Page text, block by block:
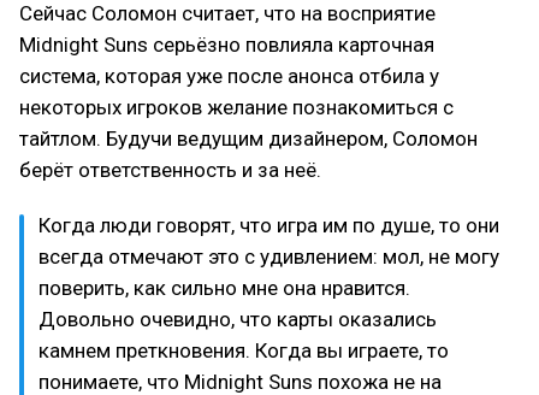
Сейчас Соломон считает, что на восприятие
Midnight Suns серьёзно повлияла карточная
система, которая уже после анонса отбила у
некоторых игроков желание познакомиться с
тайтлом. Будучи ведущим дизайнером, Соломон
берёт ответственность и за неё.
Когда люди говорят, что игра им по душе, то они
всегда отмечают это с удивлением: мол, не могу
поверить, как сильно мне она нравится.
Довольно очевидно, что карты оказались
камнем преткновения. Когда вы играете, то
понимаете, что Midnight Suns похожа не на